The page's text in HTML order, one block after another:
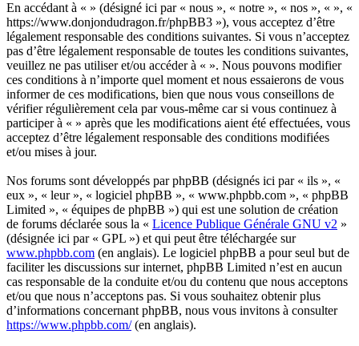
En accédant à « » (désigné ici par « nous », « notre », « nos », « », «
https://www.donjondudragon.fr/phpBB3 »), vous acceptez d’être
légalement responsable des conditions suivantes. Si vous n’acceptez
pas d’être légalement responsable de toutes les conditions suivantes,
veuillez ne pas utiliser et/ou accéder à « ». Nous pouvons modifier
ces conditions à n’importe quel moment et nous essaierons de vous
informer de ces modifications, bien que nous vous conseillons de
vérifier régulièrement cela par vous-même car si vous continuez à
participer à « » après que les modifications aient été effectuées, vous
acceptez d’être légalement responsable des conditions modifiées
et/ou mises à jour.
Nos forums sont développés par phpBB (désignés ici par « ils », «
eux », « leur », « logiciel phpBB », « www.phpbb.com », « phpBB
Limited », « équipes de phpBB ») qui est une solution de création
de forums déclarée sous la « Licence Publique Générale GNU v2 »
(désignée ici par « GPL ») et qui peut être téléchargée sur
www.phpbb.com (en anglais). Le logiciel phpBB a pour seul but de
faciliter les discussions sur internet, phpBB Limited n’est en aucun
cas responsable de la conduite et/ou du contenu que nous acceptons
et/ou que nous n’acceptons pas. Si vous souhaitez obtenir plus
d’informations concernant phpBB, nous vous invitons à consulter
https://www.phpbb.com/(en anglais).